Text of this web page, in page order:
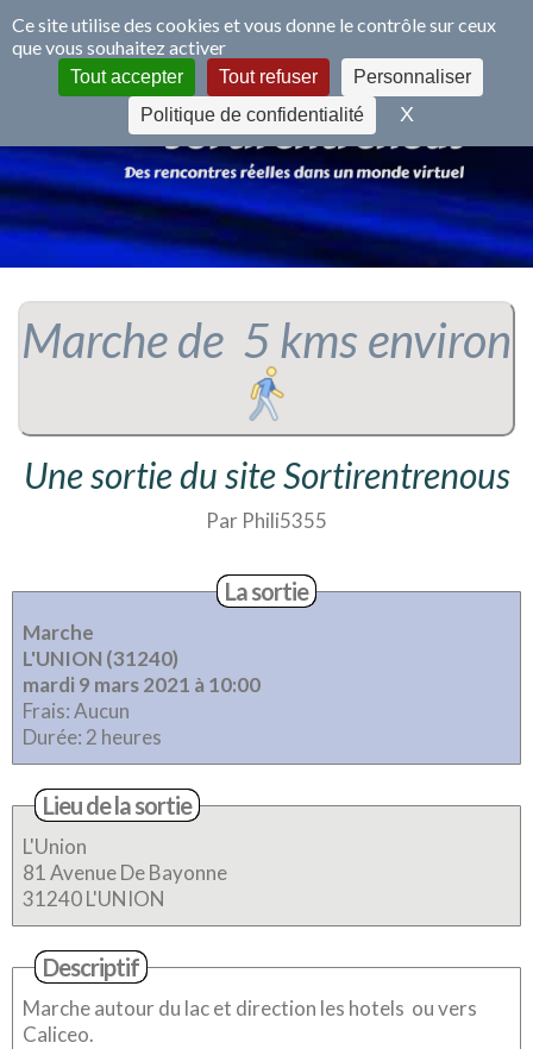
Marche de 5 kms environ
Une sortie du site Sortirentrenous
Par Phili5355
La sortie
Marche
L'UNION (31240)
mardi 9 mars 2021 à 10:00
Frais: Aucun
Durée: 2 heures
Lieu de la sortie
L'Union
81 Avenue De Bayonne
31240 L'UNION
Descriptif
Marche autour du lac et direction les hotels ou vers
Caliceo.
Ce site utilise des cookies et vous donne le contrôle sur ceux
que vous souhaitez activer
Tout accepter Tout refuser
Personnaliser
Politique de confidentialité
XMasquer le